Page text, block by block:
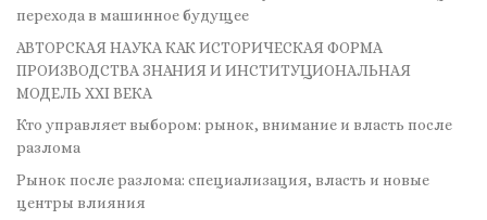
перехода в машинное будущее
АВТОРСКАЯ НАУКА КАК ИСТОРИЧЕСКАЯ ФОРМА
ПРОИЗВОДСТВА ЗНАНИЯ И ИНСТИТУЦИОНАЛЬНАЯ
МОДЕЛЬ XXI ВЕКА
Кто управляет выбором: рынок, внимание и власть после
разлома
Рынок после разлома: специализация, власть и новые
центры влияния